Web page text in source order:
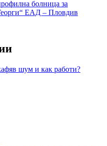
шум и как работи?